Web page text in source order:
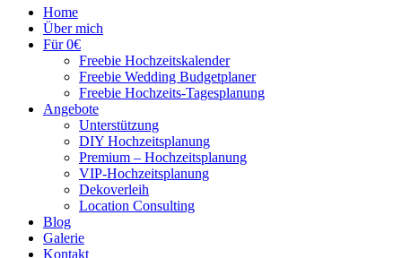
Home
Über mich
Für 0€
Freebie Hochzeitskalender
Freebie Wedding Budgetplaner
Freebie Hochzeits-Tagesplanung
Angebote
Unterstützung
DIY Hochzeitsplanung
Premium – Hochzeitsplanung
VIP-Hochzeitsplanung
Dekoverleih
Location Consulting
Blog
Galerie
Kontakt